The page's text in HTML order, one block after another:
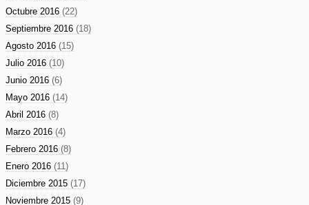
Octubre 2016 (22)
Septiembre 2016 (18)
Agosto 2016 (15)
Julio 2016 (10)
Junio 2016 (6)
Mayo 2016 (14)
Abril 2016 (8)
Marzo 2016 (4)
Febrero 2016 (8)
Enero 2016 (11)
Diciembre 2015 (17)
Noviembre 2015 (9)